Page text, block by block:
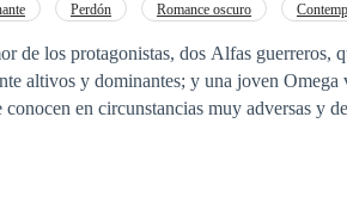
Perdón Romance oscuro
de los protagonistas, dos Alfas guerreros,
altivos y dominantes; y una joven
eran masacrados sin piedad por los